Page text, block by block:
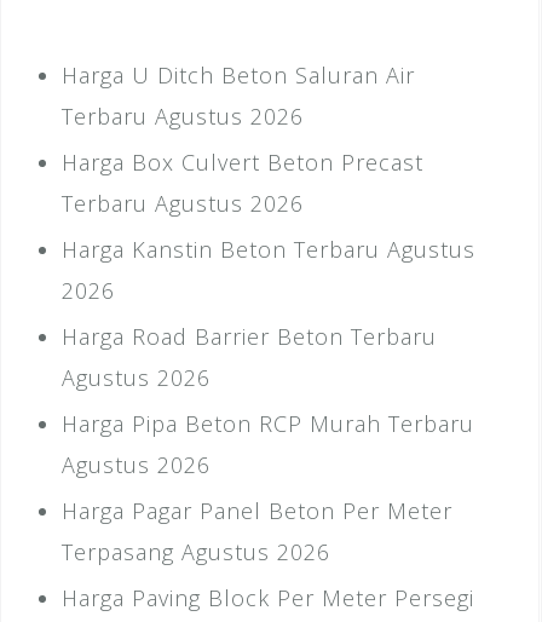
Harga U Ditch Beton Saluran Air
Terbaru Agustus 2026
Harga Box Culvert Beton Precast
Terbaru Agustus 2026
Harga Kanstin Beton Terbaru Agustus
2026
Harga Road Barrier Beton Terbaru
Agustus 2026
Harga Pipa Beton RCP Murah Terbaru
Agustus 2026
Harga Pagar Panel Beton Per Meter
Terpasang Agustus 2026
Harga Paving Block Per Meter Persegi